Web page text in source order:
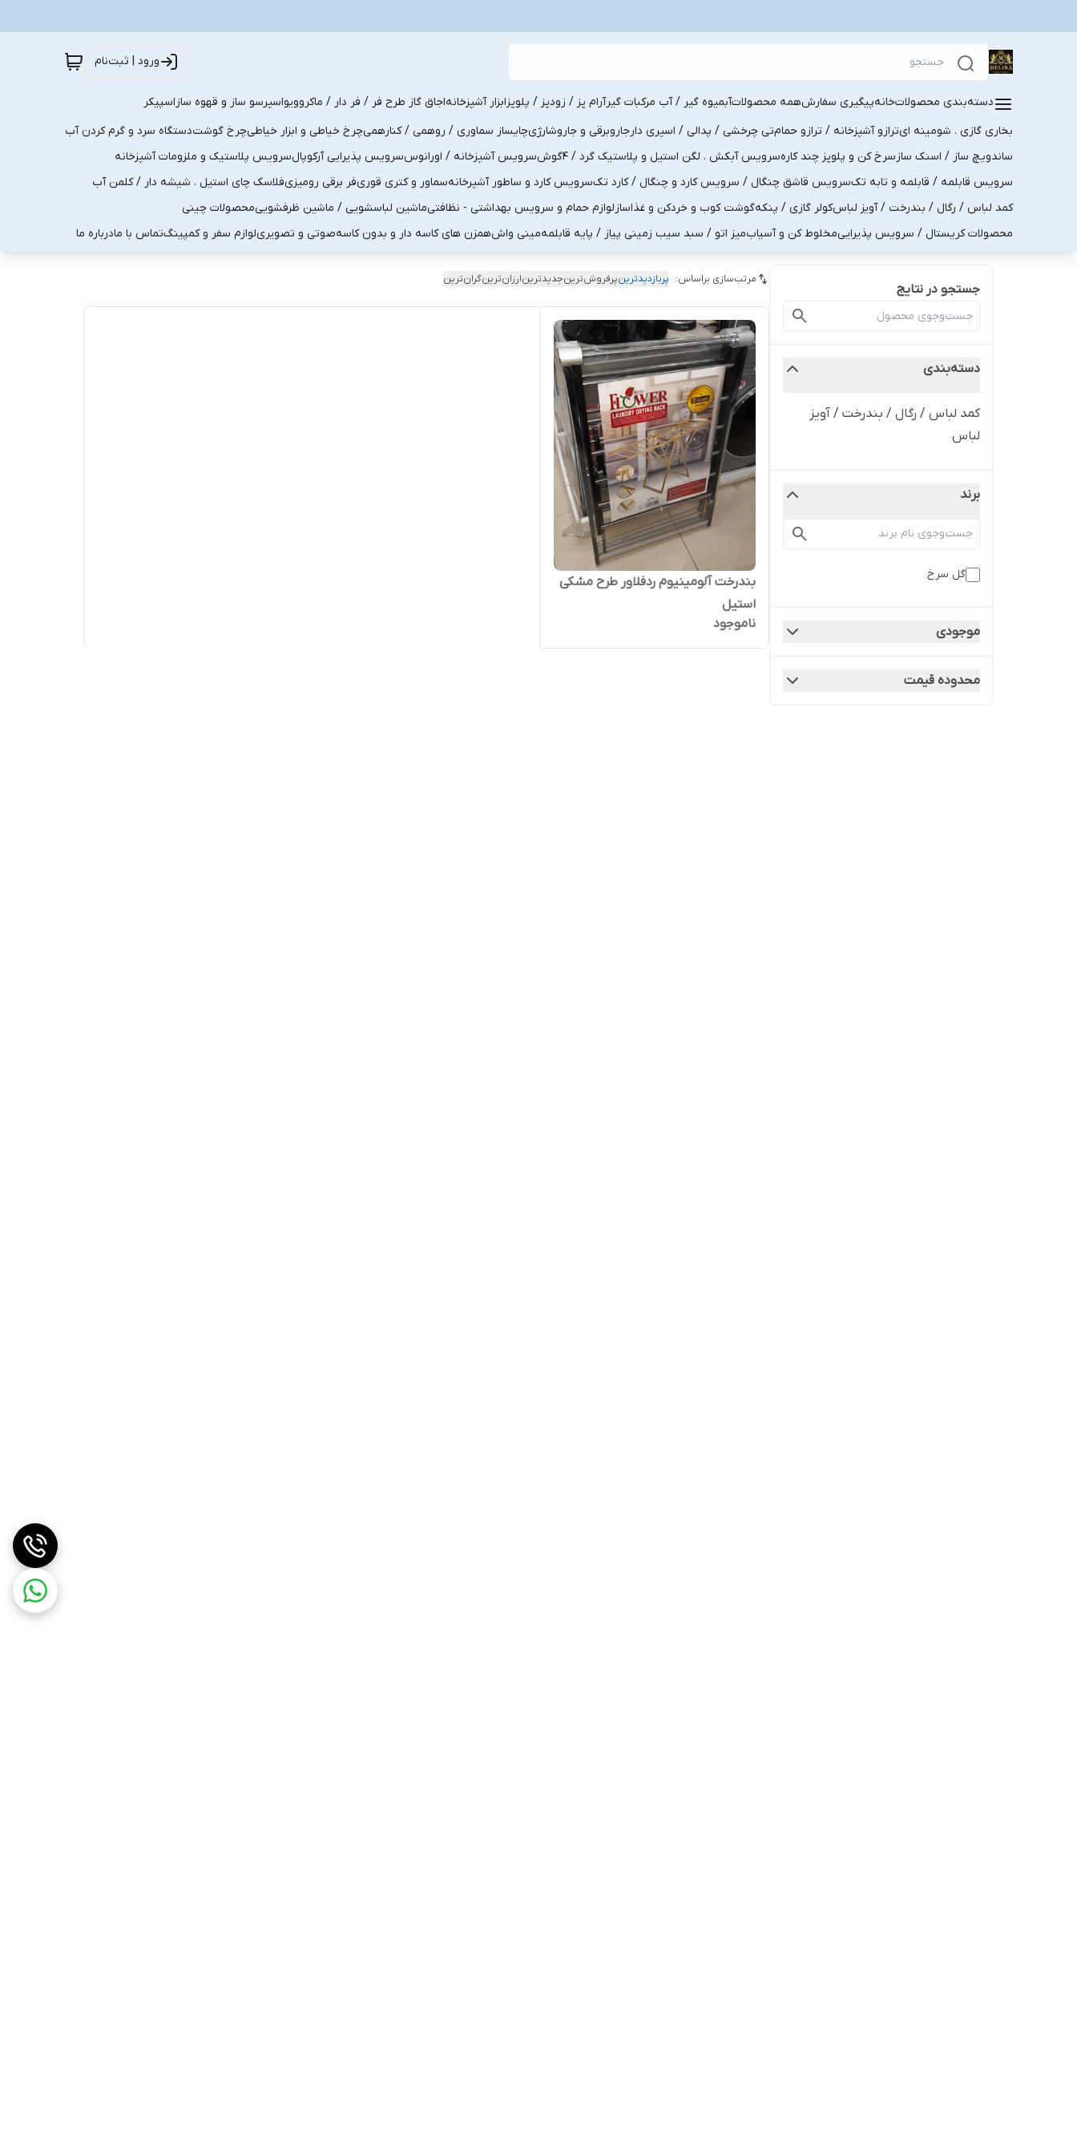
ورود | ثبت‌نام
دسته‌بندی محصولاتخانهپیگیری سفارشهمه محصولاتآبمیوه گیر / آب مرکبات گیرآرام پز / زودپز / پلوپزابزار آشپزخانهاجاق گاز طرح فر / فر دار / ماکروویواسپرسو ساز و قهوه سازاسپیکر
بخاری گازی . شومینه ایترازو آشپزخانه / ترازو حمامتی چرخشی / پدالی / اسپری دارجاروبرقی و جاروشارژیچایساز سماوری / روهمی / کنارهمیچرخ خیاطی و ابزار خیاطیچرخ گوشتدستگاه سرد و گرم کردن آب
ساندویچ ساز / اسنک سازسرخ کن و پلوپز چند کارهسرویس آبکش . لگن استیل و پلاستیک گرد / 4گوش سرویس آشپزخانه / اورانوسسرویس پذیرایی آرکوپالسرویس پلاستیک و ملزومات آشپزخانه
سرویس قابلمه / قابلمه و تابه تکسرویس قاشق چنگال / سرویس کارد و چنگال / کارد تکسرویس کارد و ساطور آشپرخانهسماور و کتری قوریفر برقی رومیزیفلاسک چای استیل . شیشه دار / کلمن آب
کمد لباس / رگال / بندرخت / آویز لباسکولر گازی / پنکهگوشت کوب و خردکن و غذاسازلوازم حمام و سرویس بهداشتی - نظافتیماشین لباسشویی / ماشین ظرفشوییمحصولات چینی
محصولات کریستال / سرویس پذیراییمخلوط کن و آسیابمیز اتو / سبد سیب زمینی پیاز / پایه قابلمهمینی واشهمزن های کاسه دار و بدون کاسهصوتی و تصویریلوازم سفر و کمپینگتماس با مادرباره ما
جستجو در نتایج
دسته‌بندی
کمد لباس / رگال / بندرخت / آویز
لباس
برند
گل سرخ
موجودی
محدوده قیمت
مرتب‌سازی براساس: پربازدیدترینپرفروش‌ترینجدیدترینارزان‌ترینگران‌ترین
بندرخت آلومینیوم ردفلاور طرح مشکی
استیل
ناموجود